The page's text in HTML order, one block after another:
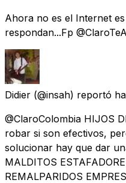
Ahora no es el Internet
respondan...Fp
Didier (@insah) reportó
@ClaroColombia HIJOS
robar si son efectivos,
solucionar hay que dar
MALDITOS
REMALPARIDOS